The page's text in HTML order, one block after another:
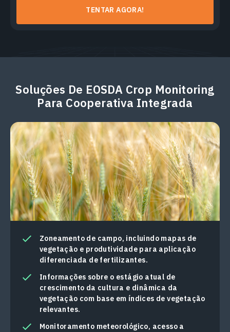
TENTAR AGORA!
Soluções De EOSDA Crop Monitoring
Para Cooperativa Integrada
Zoneamento de campo, incluindo mapas de
vegetação e produtividade para aplicação
diferenciada de fertilizantes.
Informações sobre o estágio atual de
crescimento da cultura e dinâmica da
vegetação com base em índices de vegetação
relevantes.
Monitoramento meteorológico, acesso a